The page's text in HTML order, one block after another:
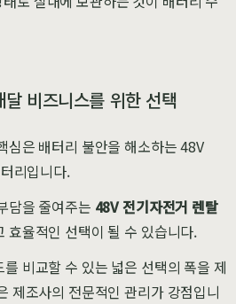
비즈니스를 위한 선택
심은 배터리 불안을 해소하는 48V
리입니다.
담을 줄여주는 48V 전기자전거 렌탈
효율적인 선택이 될 수 있습니다.
비교할 수 있는 넓은 선택의 폭을 제
제조사의 전문적인 관리가 강점입니